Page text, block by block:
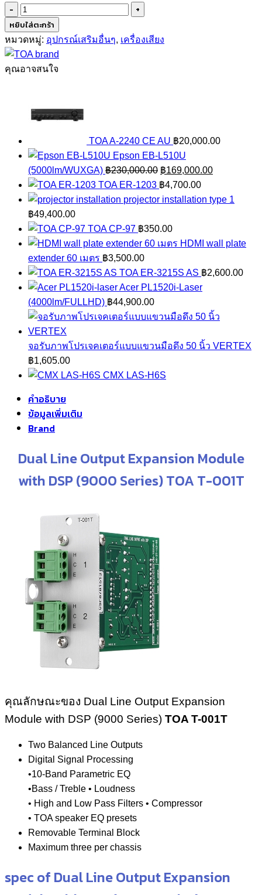
จำนวน
TOA
T-
001T
ชิ้น
หยิบใส่ตะกร้า
หมวดหมู่: อุปกรณ์เสริมอื่นๆ, เครื่องเสียง
คุณอาจสนใจ
TOA A-2240 CE AU ฿20,000.00
Epson EB-L510U
(5000lm/WUXGA) ฿230,000.00 Original
price
was:
฿169,000.00Current
is:
TOA ER-1203 ฿4,700.00
projector installation type 1
฿49,400.00
TOA CP-97 ฿350.00
HDMI wall plate
extender 60 เมตร ฿3,500.00
TOA ER-3215S AS ฿2,600.00
Acer PL1520i-Laser
(4000lm/FULLHD) ฿44,900.00
จอรับภาพโปรเจคเตอร์แบบแขวนมือดึง 50 นิ้ว VERTEX
฿1,605.00
CMX LAS-H6S
คำอธิบาย
ข้อมูลเพิ่มเติม
Brand
Dual Line Output Expansion Module
with DSP (9000 Series) TOA T-001T
คุณลักษณะของ Dual Line Output Expansion
Module with DSP (9000 Series) TOA T-001T
Two Balanced Line Outputs
Digital Signal Processing
•10-Band Parametric EQ
•Bass / Treble • Loudness
• High and Low Pass Filters • Compressor
• TOA speaker EQ presets
Removable Terminal Block
Maximum three per chassis
spec of Dual Line Output Expansion